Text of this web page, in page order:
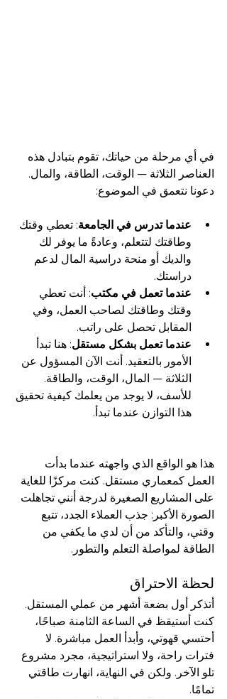
في أي مرحلة من حياتك، تقوم بتبادل هذه
العناصر الثلاثة — الوقت، الطاقة، والمال.
دعونا نتعمق في الموضوع:
عندما تدرس في الجامعة: تعطي وقتك
وطاقتك لتتعلم، وعادةً ما يوفر لك
والديك أو منحة دراسية المال لدعم
دراستك.
عندما تعمل في مكتب: أنت تعطي
وقتك وطاقتك لصاحب العمل، وفي
المقابل تحصل على راتب.
عندما تعمل بشكل مستقل: هنا تبدأ
الأمور بالتعقيد. أنت الآن المسؤول عن
الثلاثة — المال، الوقت، والطاقة.
للأسف، لا يوجد من يعلمك كيفية تحقيق
هذا التوازن عندما تبدأ.
هذا هو الواقع الذي واجهته عندما بدأت
العمل كمعماري مستقل. كنت مركزًا للغاية
على المشاريع الصغيرة لدرجة أنني تجاهلت
الصورة الأكبر: جذب العملاء الجدد، تتبع
وقتي، والتأكد من أن لدي ما يكفي من
الطاقة لمواصلة التعلم والتطور.
لحظة الاحتراق
أتذكر أول بضعة أشهر من عملي المستقل.
كنت أستيقظ في الساعة الثامنة صباحًا،
أحتسي قهوتي، وأبدأ العمل مباشرة. لا
فترات راحة، ولا استراتيجية، مجرد مشروع
تلو الآخر. ولكن في النهاية، انهارت طاقتي
تمامًا.